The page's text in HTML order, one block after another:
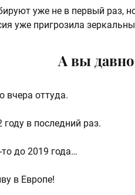
уже не в первый раз,
уже пригрозила
А вы
вчера оттуда.
году в последний раз.
то до 2019 года…
в Европе!